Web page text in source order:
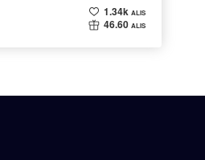
1.34k ALIS
46.60 ALIS